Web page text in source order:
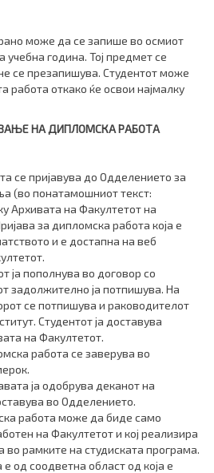
може да се запише во осмиот
година. Тој предмет се
се презапишува. Студентот може
работа откако ќе освои најмалку
НА ДИПЛОМСКА РАБОТА
се пријавува до Одделението за
(во понатамошниот текст:
Архивата на Факултетот на
за дипломска работа која е
и е достапна на веб
ја пополнува во договор со
задолжително ја потпишува. На
се потпишува и раководителот
Студентот ја доставува
на Факултетот.
работа се заверува во
ја одобрува деканот на
во Одделението.
работа може да биде само
на Факултетот и кој реализира
во рамките на студиската програма.
од соодветна област од која е